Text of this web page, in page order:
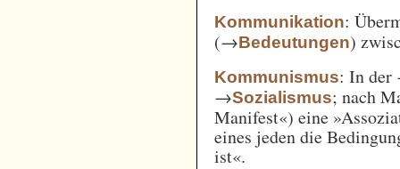
Kommunikation:
(→Bedeutungen)
Kommunismus: In
→Sozialismus; nach
Manifest«) eine
eines jeden die
ist«.